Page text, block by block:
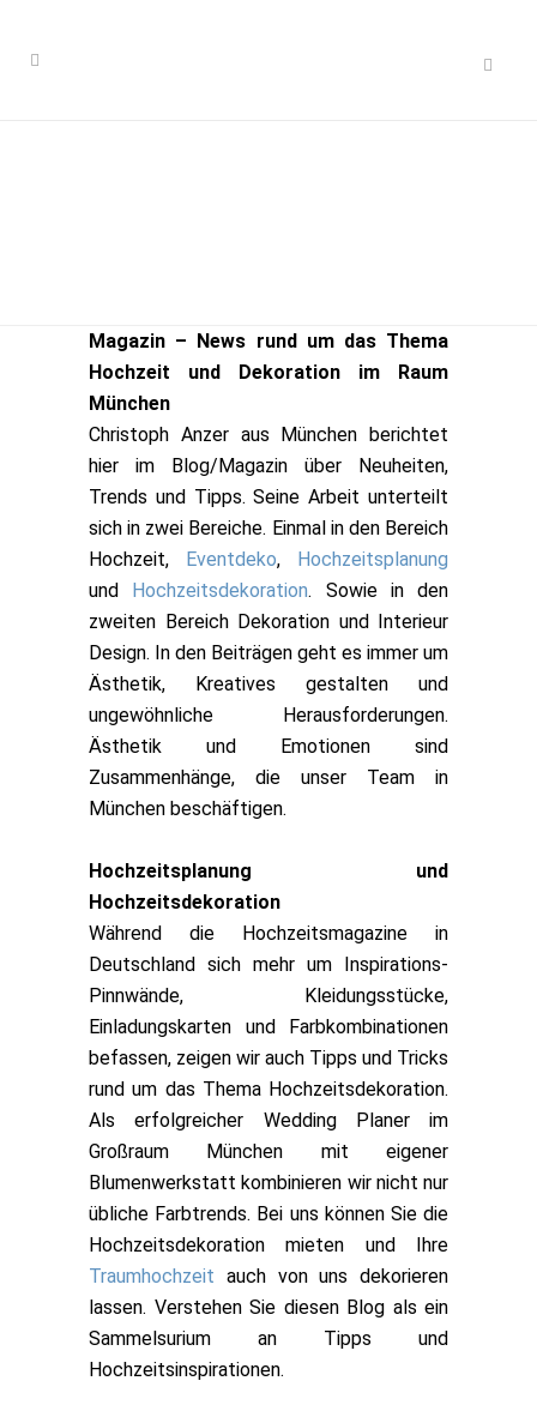
Magazin – News rund um das Thema
Hochzeit und Dekoration im Raum
München
Christoph Anzer aus München berichtet
hier im Blog/Magazin über Neuheiten,
Trends und Tipps. Seine Arbeit unterteilt
sich in zwei Bereiche. Einmal in den Bereich
Hochzeit, Eventdeko, Hochzeitsplanung
und Hochzeitsdekoration. Sowie in den
zweiten Bereich Dekoration und Interieur
Design. In den Beiträgen geht es immer um
Ästhetik, Kreatives gestalten und
ungewöhnliche Herausforderungen.
Ästhetik und Emotionen sind
Zusammenhänge, die unser Team in
München beschäftigen.
Hochzeitsplanung und
Hochzeitsdekoration
Während die Hochzeitsmagazine in
Deutschland sich mehr um Inspirations-
Pinnwände, Kleidungsstücke,
Einladungskarten und Farbkombinationen
befassen, zeigen wir auch Tipps und Tricks
rund um das Thema Hochzeitsdekoration.
Als erfolgreicher Wedding Planer im
Großraum München mit eigener
Blumenwerkstatt kombinieren wir nicht nur
übliche Farbtrends. Bei uns können Sie die
Hochzeitsdekoration mieten und Ihre
Traumhochzeit auch von uns dekorieren
lassen. Verstehen Sie diesen Blog als ein
Sammelsurium an Tipps und
Hochzeitsinspirationen.